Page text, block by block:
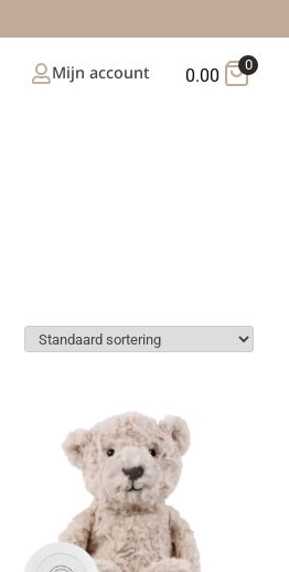
Mijn account 0.00
0